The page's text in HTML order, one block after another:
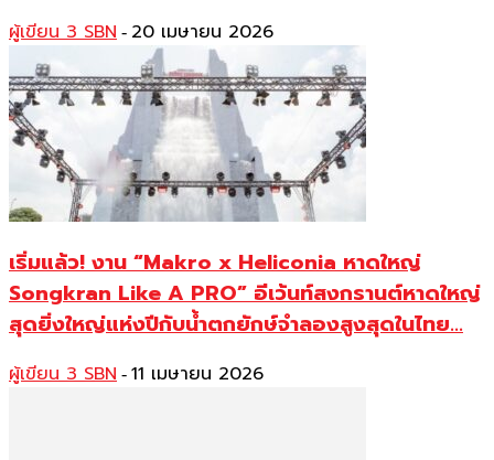
ผู้เขียน 3 SBN - 20 เมษายน 2026
เริ่มแล้ว! งาน “Makro x Heliconia หาดใหญ่
Songkran Like A PRO” อีเว้นท์สงกรานต์หาดใหญ่
สุดยิ่งใหญ่แห่งปีกับน้ำตกยักษ์จำลองสูงสุดในไทย...
ผู้เขียน 3 SBN - 11 เมษายน 2026